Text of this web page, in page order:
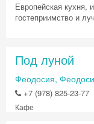
Европейская кухня,
гостеприимство и
Под луной
Феодосия,
+7 (978) 825-23-77
Кафе